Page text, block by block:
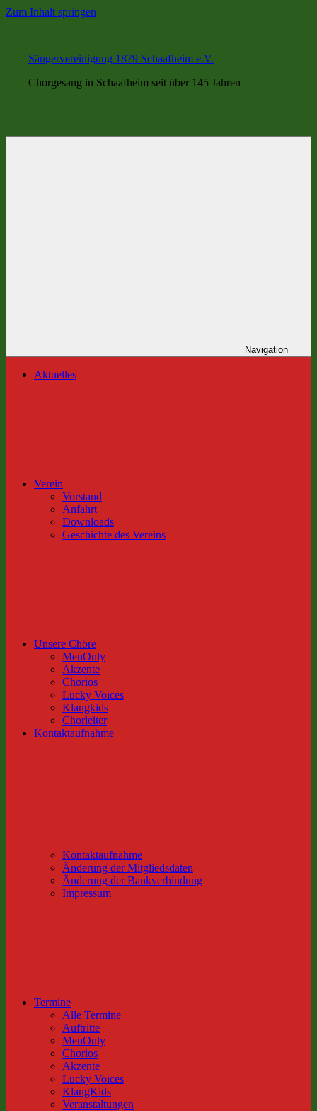
Zum Inhalt springen
Sängervereinigung 1879 Schaafheim e.V.
Chorgesang in Schaafheim seit über 145 Jahren
Navigation
Aktuelles
Verein
Vorstand
Anfahrt
Downloads
Geschichte des Vereins
Unsere Chöre
MenOnly
Akzente
Chorios
Lucky Voices
Klangkids
Chorleiter
Kontaktaufnahme
Kontaktaufnahme
Änderung der Mitgliedsdaten
Änderung der Bankverbindung
Impressum
Termine
Alle Termine
Auftritte
MenOnly
Chorios
Akzente
Lucky Voices
KlangKids
Veranstaltungen